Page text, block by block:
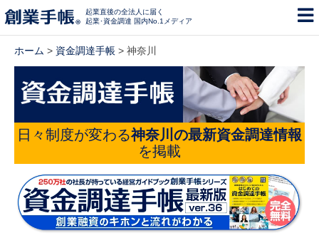
起業直後の全法人に届く
起業･資金調達 国内No.1メディア
ホーム > 資金調達手帳 > 神奈川
日々制度が変わる神奈川の最新資金調達情報
を掲載